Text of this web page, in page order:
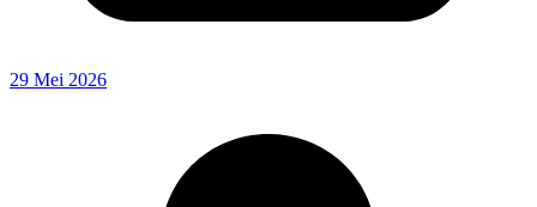
29 Mei 2026